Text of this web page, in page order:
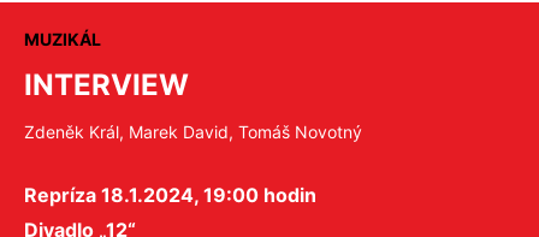
MUZIKÁL
INTERVIEW
Zdeněk Král, Marek David, Tomáš Novotný
Repríza 18.1.2024, 19:00 hodin
Divadlo „12“